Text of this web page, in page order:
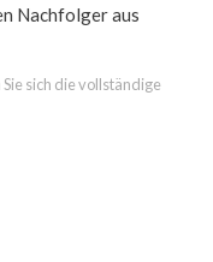
Nachfolger aus
Sie sich die vollständige